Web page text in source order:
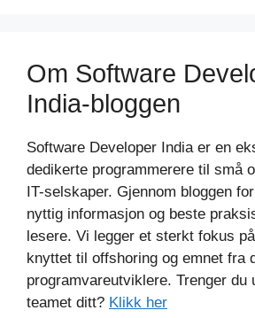
Om Software
India-bloggen
Software Developer India er en
dedikerte programmerere til små
IT-selskaper. Gjennom bloggen
nyttig informasjon og beste
lesere. Vi legger et sterkt fokus
knyttet til offshoring og emnet fra
programvareutviklere. Trenger du
teamet ditt? Klikk her